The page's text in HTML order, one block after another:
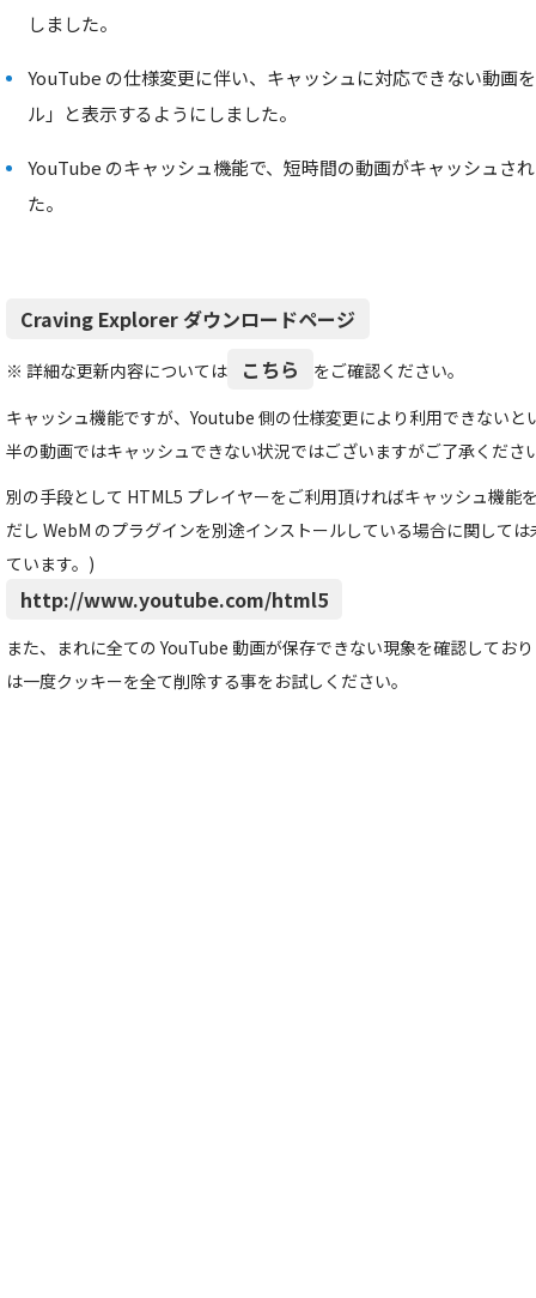
しました。
YouTube の仕様変更に伴い、キャッシュに対応できない動画
ル」と表示するようにしました。
YouTube のキャッシュ機能で、短時間の動画がキャッシュさ
た。
Craving Explorer ダウンロードページ
※ 詳細な更新内容については こちら
をご確認ください。
キャッシュ機能ですが、Youtube 側の仕様変更により利用できない
半の動画ではキャッシュできない状況ではございますがご了承くださ
別の手段として HTML5 プレイヤーをご利用頂ければキャッシュ機能
だし WebM のプラグインを別途インストールしている場合に関して
ています。)
http://www.youtube.com/html5
また、まれに全ての YouTube 動画が保存できない現象を確認してお
は一度クッキーを全て削除する事をお試しください。